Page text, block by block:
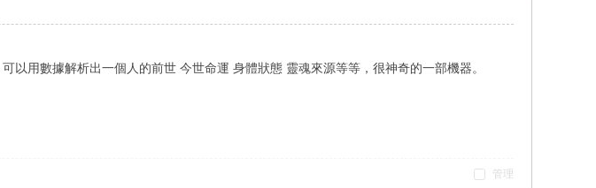
以用數據解析出一個人的前世 今世命運 身體狀態 靈魂來源等等，很神奇的一部機器。
管理